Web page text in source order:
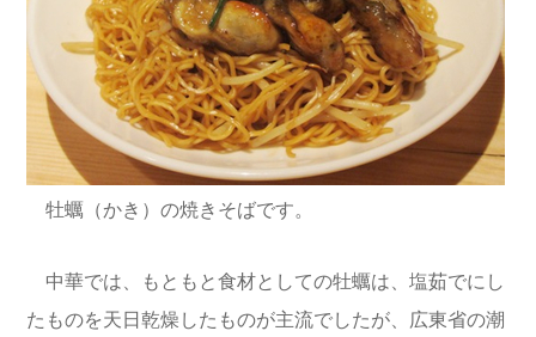
牡蠣（かき）の焼きそばです。
中華では、もともと食材としての牡蠣は、塩茹でにし
たものを天日乾燥したものが主流でしたが、広東省の潮